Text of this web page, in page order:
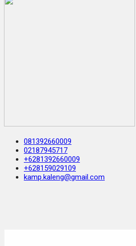
081392660009
02187945717
+6281392660009
+628159029109
kamp.kaleng@gmail.com